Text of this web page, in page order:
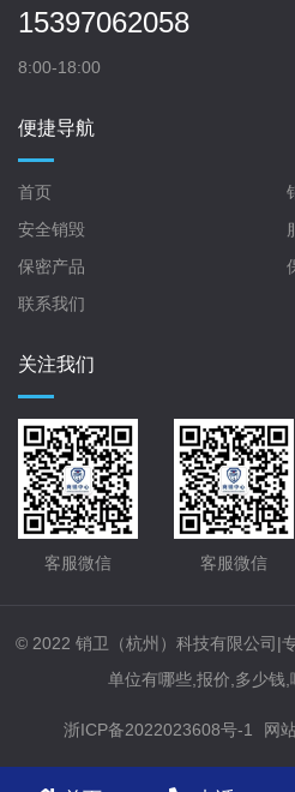
15397062058
8:00-18:00
便捷导航
首页
安全销毁
保密产品
联系我们
关注我们
客服微信 客服微信
© 2022 销卫（杭州）科技有限公司|
单位有哪些,报价,多少钱,
浙ICP备2022023608号-1 网